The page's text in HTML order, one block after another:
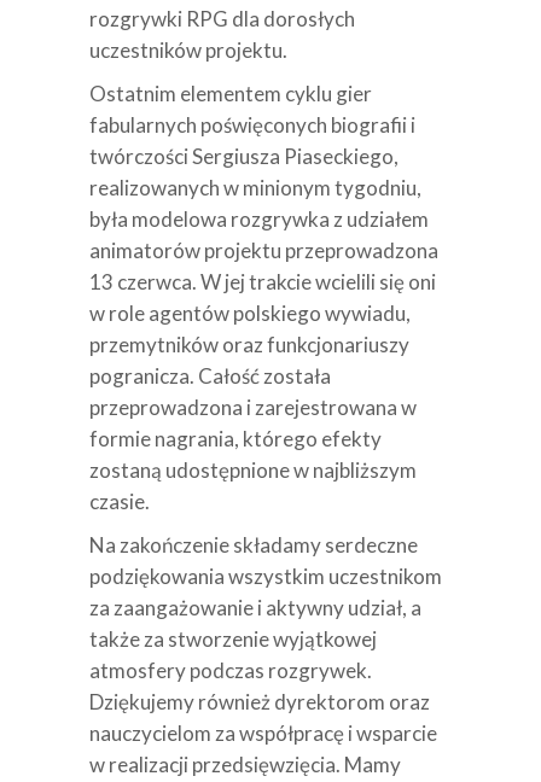
rozgrywki RPG dla dorosłych
uczestników projektu.
Ostatnim elementem cyklu gier
fabularnych poświęconych biografii i
twórczości Sergiusza Piaseckiego,
realizowanych w minionym tygodniu,
była modelowa rozgrywka z udziałem
animatorów projektu przeprowadzona
13 czerwca. W jej trakcie wcielili się oni
w role agentów polskiego wywiadu,
przemytników oraz funkcjonariuszy
pogranicza. Całość została
przeprowadzona i zarejestrowana w
formie nagrania, którego efekty
zostaną udostępnione w najbliższym
czasie.
Na zakończenie składamy serdeczne
podziękowania wszystkim uczestnikom
za zaangażowanie i aktywny udział, a
także za stworzenie wyjątkowej
atmosfery podczas rozgrywek.
Dziękujemy również dyrektorom oraz
nauczycielom za współpracę i wsparcie
w realizacji przedsięwzięcia. Mamy